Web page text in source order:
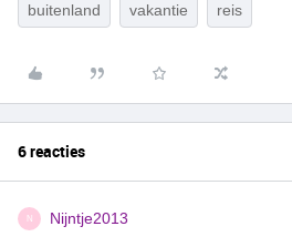
buitenland vakantie reis
6 reacties
N Nijntje2013